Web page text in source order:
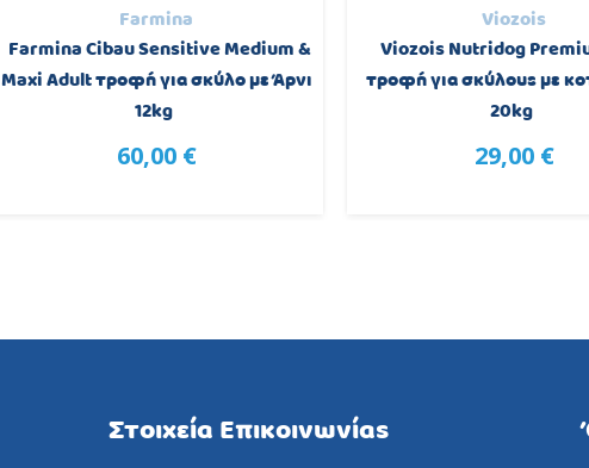
Farmina
Farmina Cibau Sensitive Medium &
Maxi Adult τροφή για σκύλο με Άρνι
12kg
60,00 €
Viozois
Viozois Nutridog
τροφή για σκύλους με
20kg
29,00 €
Στοιχεία Επικοινωνίας